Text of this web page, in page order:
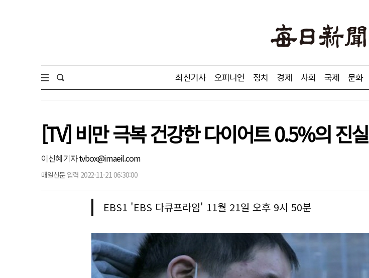
최신기사 오피니언 정치 경제 사회 국제 문화
[TV] 비만 극복 건강한 다이어트 0.5%의 진실
이신혜 기자tvbox@imaeil.com
매일신문 입력 2022-11-21 06:30:00
EBS1 'EBS 다큐프라임' 11월 21일 오후 9시 50분